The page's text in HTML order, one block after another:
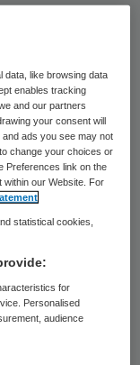
in ʾs-
half jaar
interimbasis
in de
zorg, zo
in de
in
in
jaren
onder
like browsing data
enables tracking
and our partners
your consent will
ads you see may not
change your choices or
Preferences link on the
within our Website. For
statistical cookies,
for
Personalised
audience